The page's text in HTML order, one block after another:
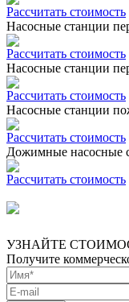
Рассчитать стоимость
Насосные станции
Рассчитать стоимость
Насосные станции
Рассчитать стоимость
Насосные станции
Рассчитать стоимость
Дожимные насосные
Рассчитать стоимость
УЗНАЙТЕ
Получите